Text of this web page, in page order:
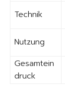
Technik
Nutzung
Gesamtein
druck